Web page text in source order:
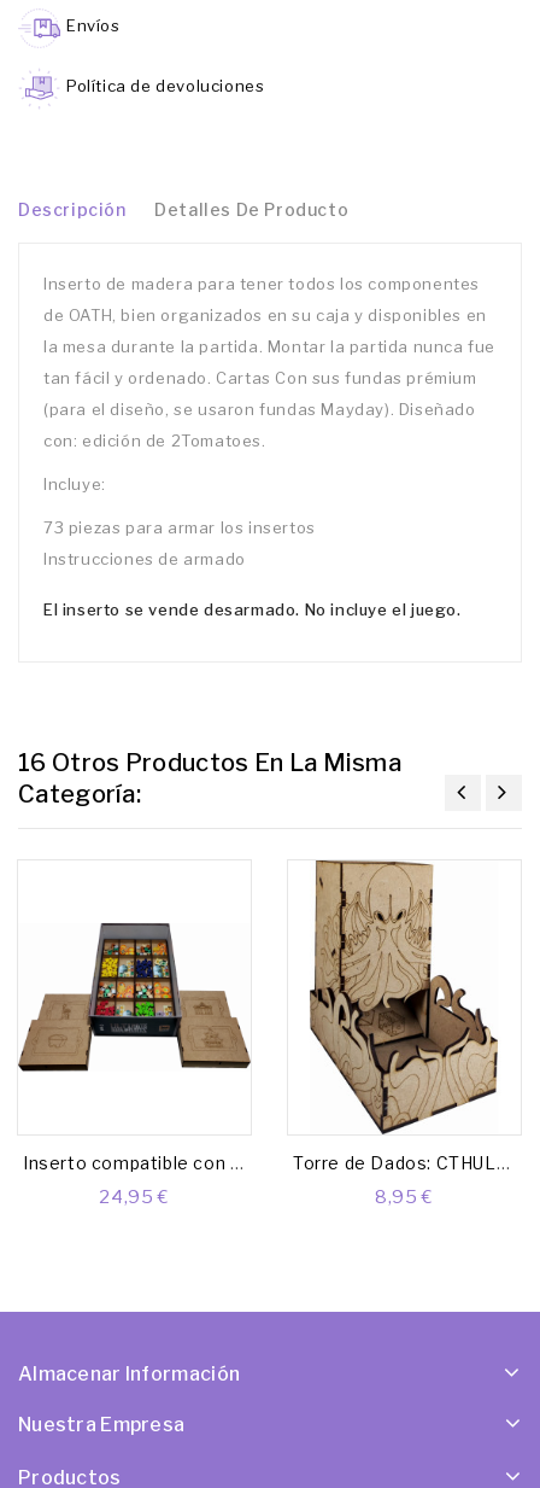
Envíos
Política de devoluciones
Descripción Detalles De Producto
Inserto de madera para tener todos los componentes
de OATH, bien organizados en su caja y disponibles en
la mesa durante la partida. Montar la partida nunca fue
tan fácil y ordenado. Cartas Con sus fundas prémium
(para el diseño, se usaron fundas Mayday). Diseñado
con: edición de 2Tomatoes.
Incluye:
73 piezas para armar los insertos
Instrucciones de armado
El inserto se vende desarmado. No incluye el juego.
16 Otros Productos En La Misma
Categoría:
Inserto compatible con ULTIMATE RAILROADS
24,95 €
Torre de Dados: CTHULHU
8,95 €
Almacenar Información
Nuestra Empresa
Productos